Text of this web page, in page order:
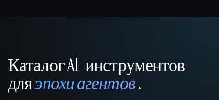
That AI Collection
Каталог AI-инструментов
дляэпохи агентов.